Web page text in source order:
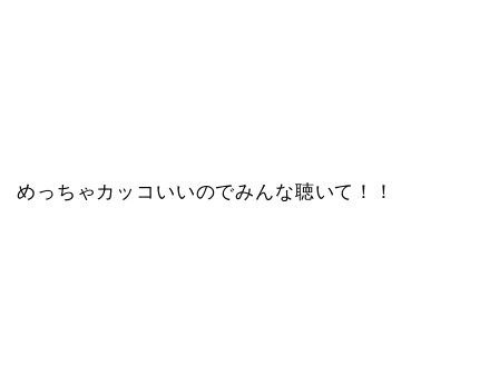
めっちゃカッコいいのでみんな聴いて！！